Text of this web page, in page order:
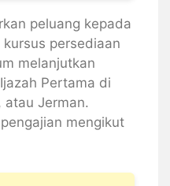
peluang kepada
persediaan
melanjutkan
Pertama di
atau Jerman.
mengikut